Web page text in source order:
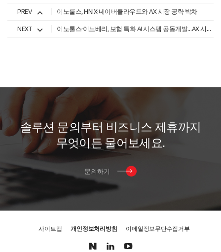
PREV 이노룰스, HNIX·네이버클라우드와 AX 시장 공략 박차
NEXT 이노룰스·이노베리, 보험 특화 AI 시스템 공동개발…AX 시장 선점 나선다
솔루션 문의부터 비즈니스 제휴까지
무엇이든물어 보세 요.
문의하기
사이트맵 개인정보처리방침 이메일정보무단수집거부